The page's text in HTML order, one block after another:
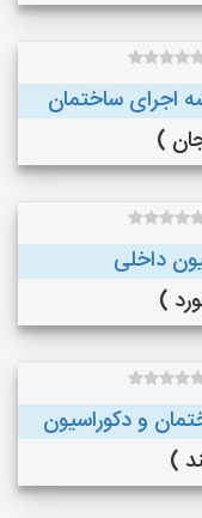
اجرای ساختمان
داخلی
و دکوراسیون